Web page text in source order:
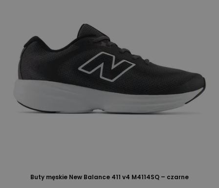
Buty męskie New Balance 411 v4 M4114SQ – czarne